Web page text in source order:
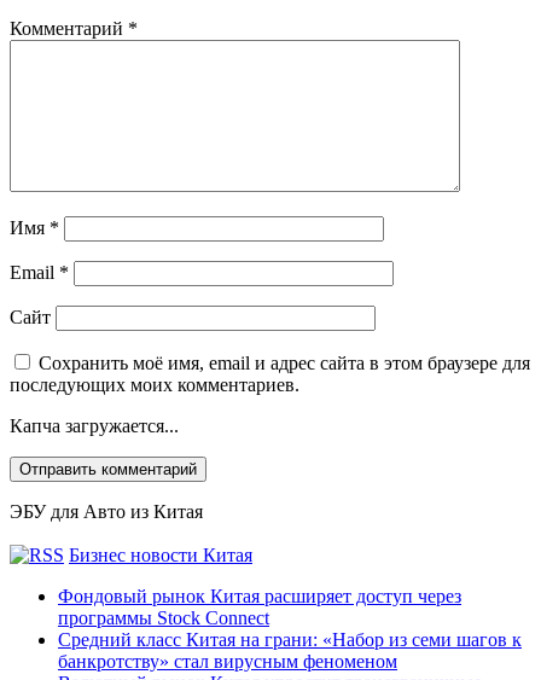
Комментарий *
Имя *
Email *
Сайт
Сохранить моё имя, email и адрес сайта в этом браузере для
последующих моих комментариев.
Капча загружается...
ЭБУ для Авто из Китая
Бизнес новости Китая
Фондовый рынок Китая расширяет доступ через
программы Stock Connect
Средний класс Китая на грани: «Набор из семи шагов к
банкротству» стал вирусным феноменом